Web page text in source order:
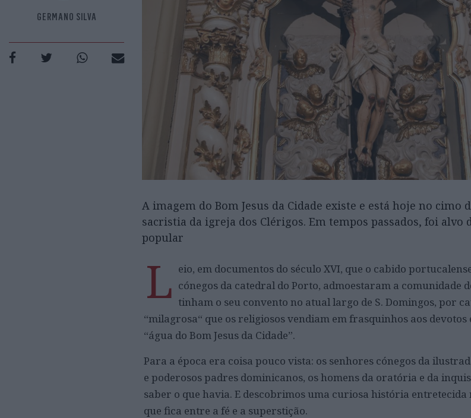
GERMANO SILVA
A imagem do Bom Jesus da Cidade existe e está hoje no cimo
sacristia da igreja dos Clérigos. Em tempos passados, foi alvo
popular
L eio, em documentos do século XVI, que o cabido
cónegos da catedral do Porto, admoestaram a comunidade
tinham o seu convento no atual largo de S. Domingos, por
“milagrosa“ que os religiosos vendiam em frasquinhos aos devotos
“água do Bom Jesus da Cidade”.
Para a época era coisa pouco vista: os senhores cónegos da
e poderosos padres dominicanos, os homens da oratória e da
saber o que havia. E descobrimos uma curiosa história entretecida
que fica entre a fé e a superstição.